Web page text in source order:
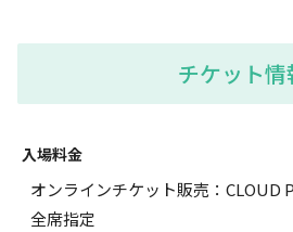
チケット情
入場料金
オンラインチケット販売：CLOUD
全席指定